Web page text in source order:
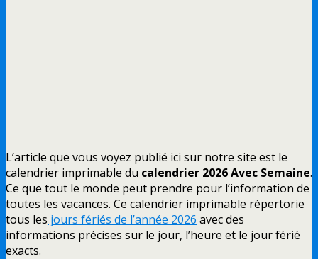
L’article que vous voyez publié ici sur notre site est le
calendrier imprimable du calendrier 2026 Avec Semaine.
Ce que tout le monde peut prendre pour l’information de
toutes les vacances. Ce calendrier imprimable répertorie
tous les jours fériés de l’année 2026 avec des
informations précises sur le jour, l’heure et le jour férié
exacts.